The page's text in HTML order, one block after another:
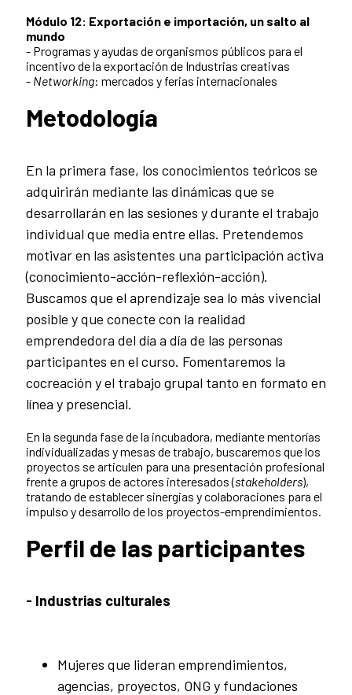
Módulo 12: Exportación e importación, un salto al
mundo
- Programas y ayudas de organismos públicos para el
incentivo de la exportación de Industrias creativas
- Networking: mercados y ferias internacionales
Metodología
En la primera fase, los conocimientos teóricos se
adquirirán mediante las dinámicas que se
desarrollarán en las sesiones y durante el trabajo
individual que media entre ellas. Pretendemos
motivar en las asistentes una participación activa
(conocimiento-acción-reflexión-acción).
Buscamos que el aprendizaje sea lo más vivencial
posible y que conecte con la realidad
emprendedora del día a día de las personas
participantes en el curso. Fomentaremos la
cocreación y el trabajo grupal tanto en formato en
línea y presencial.
En la segunda fase de la incubadora, mediante mentorías
individualizadas y mesas de trabajo, buscaremos que los
proyectos se articulen para una presentación profesional
frente a grupos de actores interesados (stakeholders),
tratando de establecer sinergias y colaboraciones para el
impulso y desarrollo de los proyectos-emprendimientos.
Perfil de las participantes
- Industrias culturales
Mujeres que lideran emprendimientos,
agencias, proyectos, ONG y fundaciones